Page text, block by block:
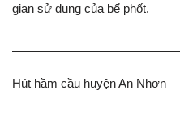
gian sử dụng của bể phốt.
Hút hầm cầu huyện An Nhơn